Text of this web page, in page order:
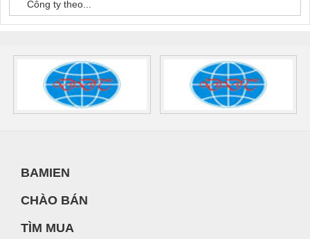
Công ty theo...
BAMIEN
CHÀO BÁN
TÌM MUA